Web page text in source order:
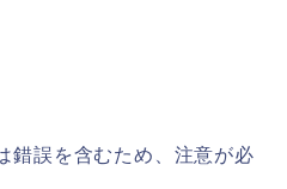
錯誤を含むため、注意が必